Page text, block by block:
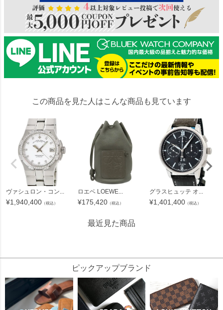
この商品を見た人はこんな商品も見ています
ヴァシュロン・コン...
¥1,940,400 （税込）
ロエベ LOEWE...
¥175,420 （税込）
グラスヒュッテ オ...
¥1,401,400 （税込）
最近見た商品
ピックアップブランド